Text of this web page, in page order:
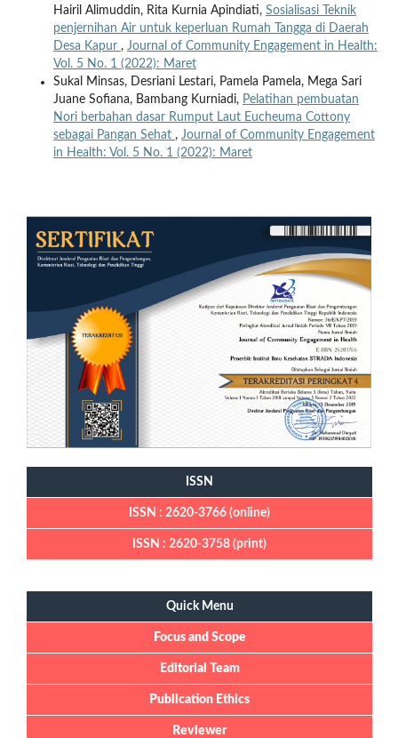
Hairil Alimuddin, Rita Kurnia Apindiati, Sosialisasi Teknik
penjernihan Air untuk keperluan Rumah Tangga di Daerah
Desa Kapur , Journal of Community Engagement in Health:
Vol. 5 No. 1 (2022): Maret
Sukal Minsas, Desriani Lestari, Pamela Pamela, Mega Sari
Juane Sofiana, Bambang Kurniadi, Pelatihan pembuatan
Nori berbahan dasar Rumput Laut Eucheuma Cottony
sebagai Pangan Sehat , Journal of Community Engagement
in Health: Vol. 5 No. 1 (2022): Maret
ISSN
ISSN : 2620-3766 (online)
ISSN : 2620-3758 (print)
Quick Menu
Focus and Scope
Editorial Team
Publication Ethics
Reviewer